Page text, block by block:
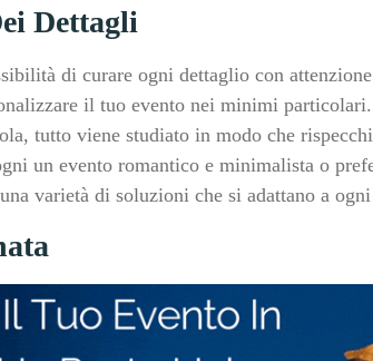
Dettagli
di curare ogni dettaglio con
il tuo evento nei minimi particolari.
tutto viene studiato in modo che rispecchi
un evento romantico e minimalista o
varietà di soluzioni che si adattano a